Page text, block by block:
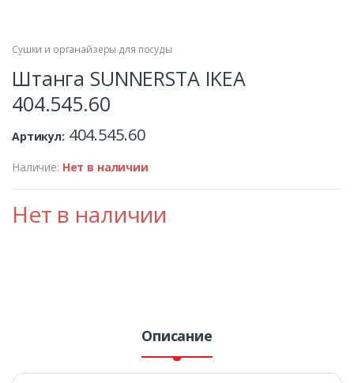
Сушки и органайзеры для посуды
Штанга SUNNERSTA IKEA
404.545.60
Артикул: 404.545.60
Наличие: Нет в наличии
Нет в наличии
Описание